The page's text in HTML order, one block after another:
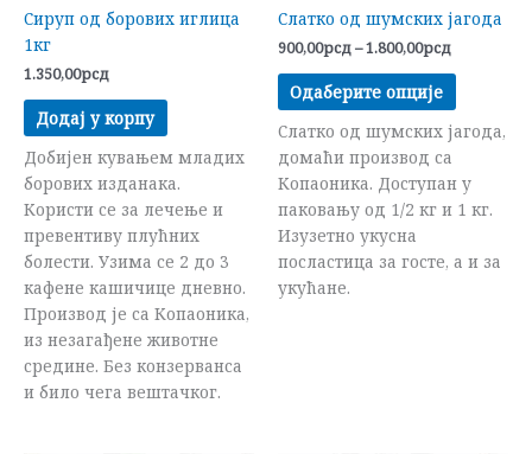
Сируп од борових иглица
1кг
1.350,00рсд
Додај у корпу
Добијен кувањем младих
борових изданака.
Користи се за лечење и
превентиву плућних
болести. Узима се 2 до 3
кафене кашичице дневно.
Производ је са Копаоника,
из незагађене животне
средине. Без конзерванса
и било чега вештачког.
Слатко од шумских јагода
900,00рсд–1.800,00рсд
Одаберите опције
Слатко од шумских јагода,
домаћи производ са
Копаоника. Доступан у
паковању од 1/2 кг и 1 кг.
Изузетно укусна
посластица за госте, а и за
укућане.